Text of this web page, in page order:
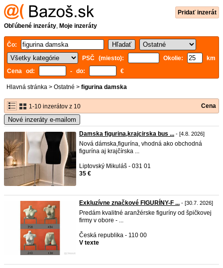
Pridať inzerát
Obľúbené inzeráty, Moje inzeráty
Čo:
PSČ (miesto):
Okolie:
km
Cena od:
- do: €
Hlavná stránka > Ostatné > figurina damska
1-10 inzerátov z 10 Cena
Nové inzeráty e-mailom
Damska figurina,krajcirska bus ... - [4.8. 2026]
Nová dámska,figurína, vhodná ako obchodná
figurína aj krajčírska ...
Liptovský Mikuláš - 031 01
35 €
Exkluzívne značkové FIGURÍNY-F ... - [30.7. 2026]
Predám kvalitné aranžérske figuríny od špičkovej
firmy v obore - ...
Česká republika - 110 00
V texte